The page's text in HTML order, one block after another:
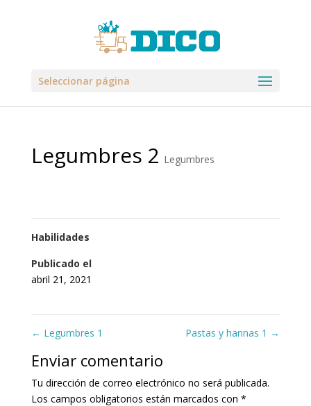
Seleccionar página
Legumbres 2 Legumbres
Habilidades
Publicado el
abril 21, 2021
← Legumbres 1 Pastas y harinas 1 →
Enviar comentario
Tu dirección de correo electrónico no será publicada.
Los campos obligatorios están marcados con *